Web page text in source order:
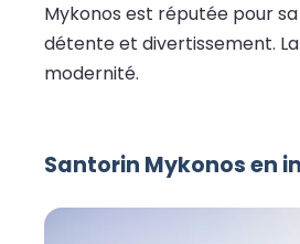
Mykonos est réputée pour
détente et divertissement.
modernité.
Santorin Mykonos en